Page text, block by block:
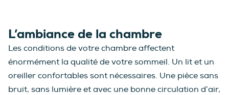
L’ambiance de la chambre
Les conditions de votre chambre affectent
énormément la qualité de votre sommeil. Un lit et un
oreiller confortables sont nécessaires. Une pièce sans
bruit, sans lumière et avec une bonne circulation d’air,